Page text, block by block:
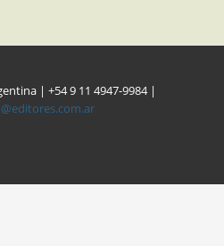
| +54 9 11 4947-9984 |